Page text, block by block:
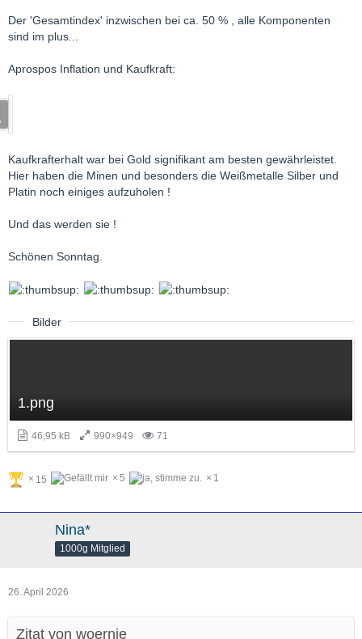
Der 'Gesamtindex' inzwischen bei ca. 50 % , alle Komponenten
sind im plus...
Aprospos Inflation und Kaufkraft:
Kaufkrafterhalt war bei Gold signifikant am besten gewährleistet.
Hier haben die Minen und besonders die Weißmetalle Silber und
Platin noch einiges aufzuholen !
Und das werden sie !
Schönen Sonntag.
Bilder
1.png
46,95 kB 990×949 71
15 5 1
Nina*
1000g Mitglied
26. April 2026
Zitat von woernie